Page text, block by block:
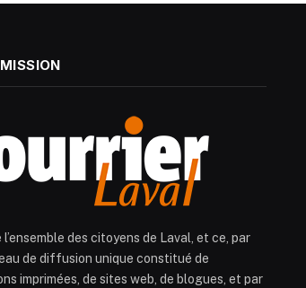
l’ensemble des citoyens de Laval, et ce, par
de diffusion unique constitué de
imprimées, de sites web, de blogues, et par